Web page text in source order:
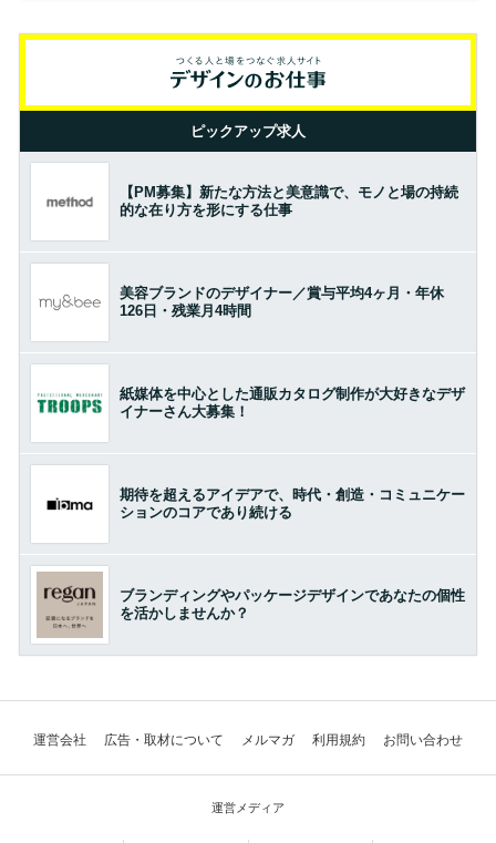
ピックアップ求人
【PM募集】新たな方法と美意識で、モノと場の持続
的な在り方を形にする仕事
美容ブランドのデザイナー／賞与平均4ヶ月・年休
126日・残業月4時間
紙媒体を中心とした通販カタログ制作が大好きなデザ
イナーさん大募集！
期待を超えるアイデアで、時代・創造・コミュニケー
ションのコアであり続ける
ブランディングやパッケージデザインであなたの個性
を活かしませんか？
運営会社 広告・取材について メルマガ 利用規約 お問い合わせ
運営メディア